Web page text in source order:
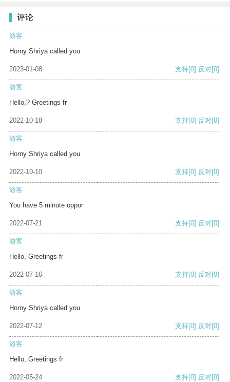
评论
游客
Horny Shriya called you
2023-01-08 支持[0] 反对[0]
游客
Hello,? Greetings fr
2022-10-18 支持[0] 反对[0]
游客
Horny Shriya called you
2022-10-10 支持[0] 反对[0]
游客
You have 5 minute oppor
2022-07-21 支持[0] 反对[0]
游客
Hello, Greetings fr
2022-07-16 支持[0] 反对[0]
游客
Horny Shriya called you
2022-07-12 支持[0] 反对[0]
游客
Hello, Greetings fr
2022-05-24 支持[0] 反对[0]